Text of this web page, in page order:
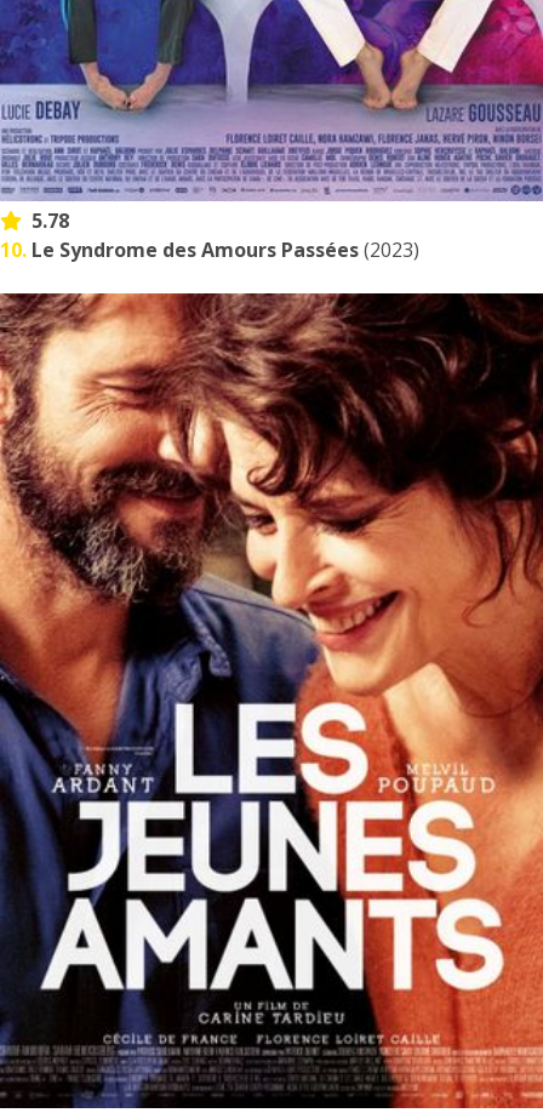
5.78
10. Le Syndrome des Amours Passées(2023)